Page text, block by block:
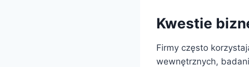
Kwestie
Firmy często
wewnętrznych,